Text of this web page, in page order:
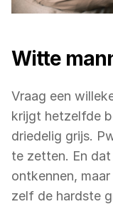
Witte
Vraag een
krijgt hetzelfde
driedelig grijs.
te zetten. En
ontkennen,
zelf de hardste